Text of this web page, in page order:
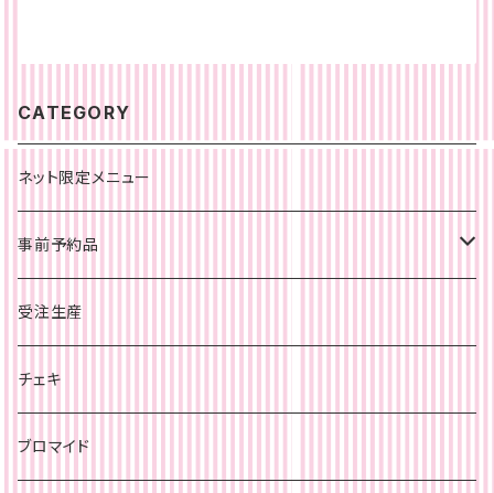
CATEGORY
ネット限定メニュー
事前予約品
旭川店
チェキ
札幌店
チェキ
受注生産
チェキ
ブロマイド